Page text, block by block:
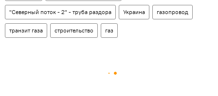
"Северный поток - 2" - труба раздора Украина газопровод
транзит газа строительство газ